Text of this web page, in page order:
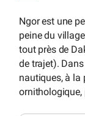
Ngor est une
peine du
tout près de
de trajet).
nautiques, à la
ornithologique,